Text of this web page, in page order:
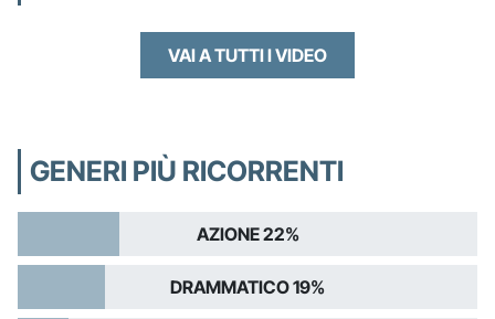
VAI A TUTTI I VIDEO
GENERI PIÙ RICORRENTI
AZIONE 22%
DRAMMATICO 19%